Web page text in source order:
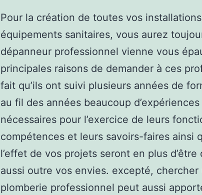
Pour la création de toutes vos
équipements sanitaires, vous aurez
dépanneur professionnel vienne vous
principales raisons de demander à ces
fait qu’ils ont suivi plusieurs années de
au fil des années beaucoup
nécessaires pour l’exercice de leurs
compétences et leurs savoirs-faires ainsi
l’effet de vos projets seront en plus
aussi outre vos envies. excepté,
plomberie professionnel peut aussi